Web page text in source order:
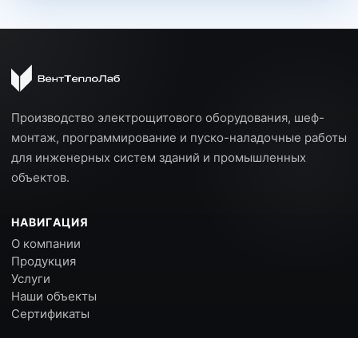
Производство электрощитового оборудования, шеф-
монтаж, программирование и пуско-наладочные работы
для инженерных систем зданий и промышленных
объектов.
НАВИГАЦИЯ
О компании
Продукция
Услуги
Наши объекты
Сертификаты